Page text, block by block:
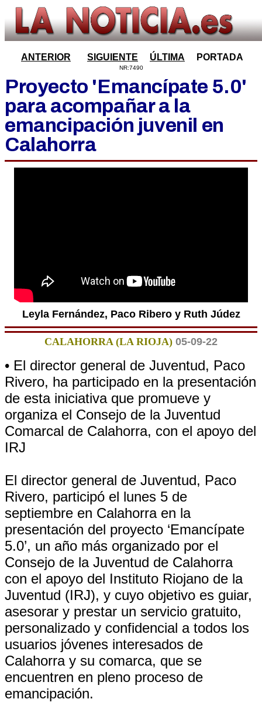
ANTERIOR SIGUIENTE ÚLTIMA PORTADA
NR:7490
Proyecto 'Emancípate 5.0'
para acompañar a la
emancipación juvenil en
Calahorra
Leyla Fernández, Paco Ribero y Ruth Júdez
CALAHORRA (LA RIOJA) 05-09-22
• El director general de Juventud, Paco
Rivero, ha participado en la presentación
de esta iniciativa que promueve y
organiza el Consejo de la Juventud
Comarcal de Calahorra, con el apoyo del
IRJ
El director general de Juventud, Paco
Rivero, participó el lunes 5 de
septiembre en Calahorra en la
presentación del proyecto ‘Emancípate
5.0’, un año más organizado por el
Consejo de la Juventud de Calahorra
con el apoyo del Instituto Riojano de la
Juventud (IRJ), y cuyo objetivo es guiar,
asesorar y prestar un servicio gratuito,
personalizado y confidencial a todos los
usuarios jóvenes interesados de
Calahorra y su comarca, que se
encuentren en pleno proceso de
emancipación.